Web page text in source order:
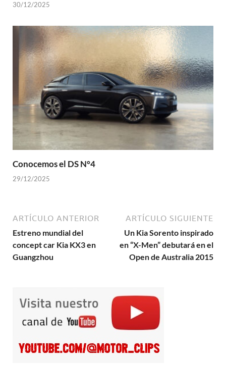
30/12/2025
Conocemos el DS N°4
29/12/2025
ARTÍCULO ANTERIOR
Estreno mundial del
concept car Kia KX3 en
Guangzhou
ARTÍCULO SIGUIENTE
Un Kia Sorento inspirado
en “X-Men” debutará en el
Open de Australia 2015